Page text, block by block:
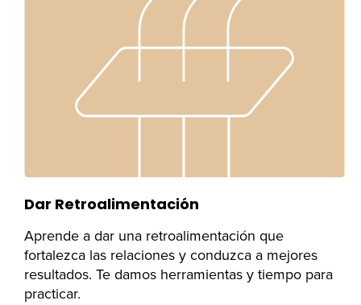
Dar Retroalimentación
Aprende a dar una retroalimentación que
fortalezca las relaciones y conduzca a mejores
resultados. Te damos herramientas y tiempo para
practicar.